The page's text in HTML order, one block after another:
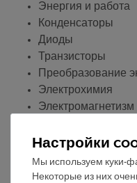
Энергия и работа
Конденсаторы
Диоды
Транзисторы
Преобразование
Электрохимия
Электромагнетизм
Индукция
Трансформаторы
Самоиндукция
Настройки
Мы используем куки-
Некоторые из них